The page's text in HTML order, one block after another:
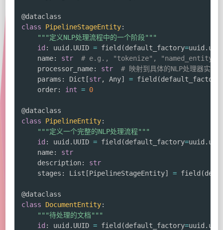
@dataclass
class
PipelineStageEntity:
"""定义NLP处理流程中的一个阶段"""
id : uuid . UUID = field (default_factory=uuid .
    name
: str
# e.g., "tokenize",
    processor_name
: str
# 映射到具体的NLP处理器实现
    params
: Dict [str, Any] = field (default_factory
    order
: int = 0
@dataclass
class
PipelineEntity:
"""定义一个完整的NLP处理流程"""
id : uuid . UUID = field (default_factory=uuid .
    name
:
str
    description
:
str
    stages
: List [PipelineStageEntity] = field (
@dataclass
class
DocumentEntity:
"""待处理的文档"""
id : uuid . UUID = field (default_factory=uuid .